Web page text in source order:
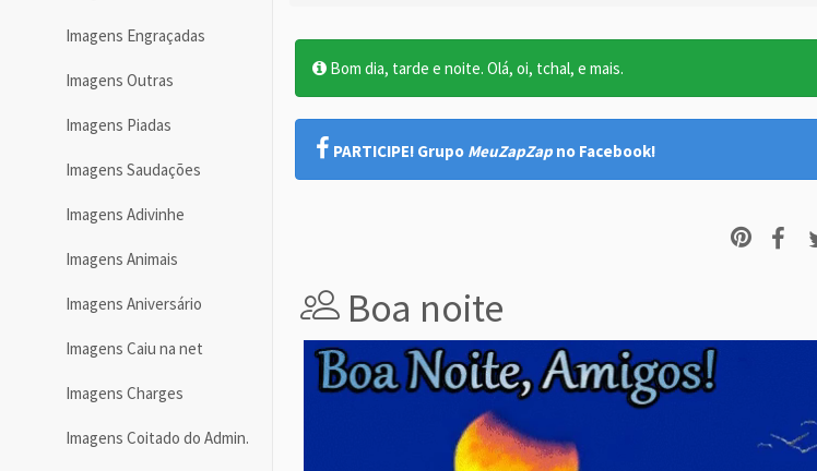
Imagens Engraçadas
Imagens Outras
Imagens Piadas
Imagens Saudações
Imagens Adivinhe
Imagens Animais
Imagens Aniversário
Imagens Caiu na net
Imagens Charges
Imagens Coitado do Admin.
Bom dia, tarde e noite. Olá, oi, tchal, e mais.
PARTICIPE! Grupo MeuZapZap no Facebook!
Boa noite